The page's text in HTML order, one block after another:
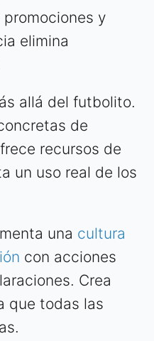
y
elimina
allá del futbolito.
de
recursos de
un uso real de los
una cultura
con acciones
Crea
que todas las